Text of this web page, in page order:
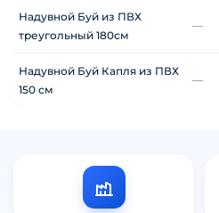
Надувной Буй из ПВХ
треугольный 180см
—
Надувной Буй Капля из ПВХ
150 см
—